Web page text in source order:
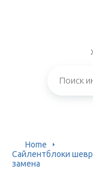
Home
Сайлентблоки
замена